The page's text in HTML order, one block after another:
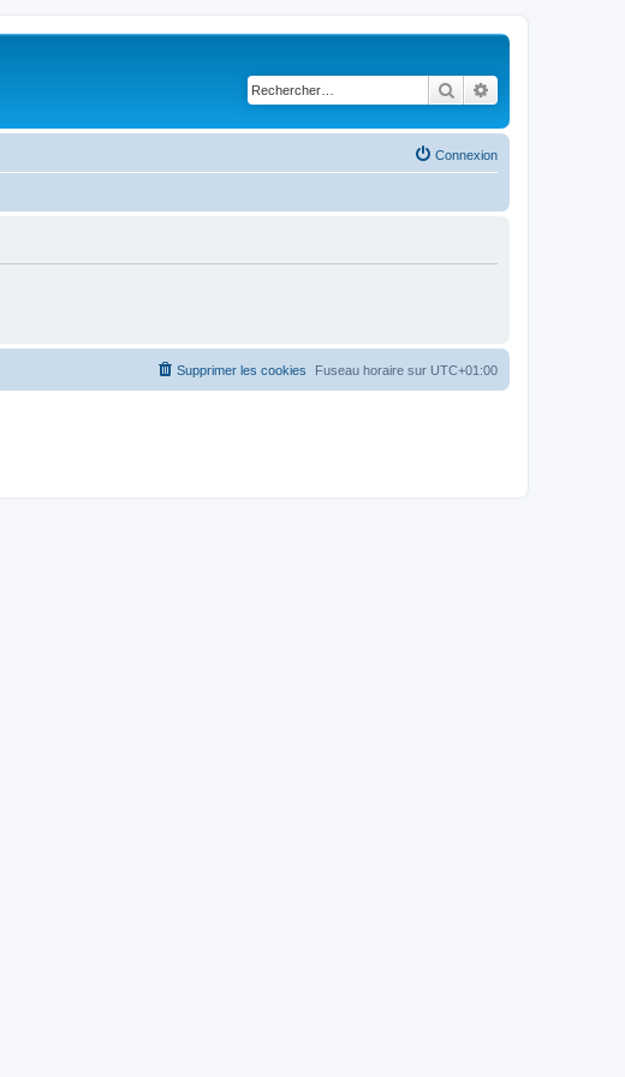
Rechercher
Connexion
Fuseau horaire sur UTC+01:00
Supprimer les cookies